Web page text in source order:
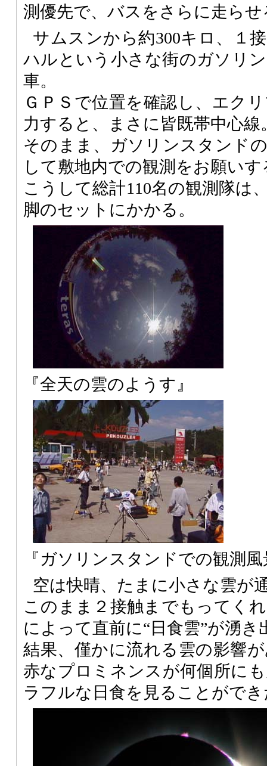
測優先で、バスをさらに走ら
サムスンから約300キロ、１
ハルという小さな街のガソリ
車。
ＧＰＳで位置を確認し、エク
力すると、まさに皆既帯中心線
そのまま、ガソリンスタンド
して敷地内での観測をお願いす
こうして総計110名の観測隊は
脚のセットにかかる。
『全天の雲のようす』
『ガソリンスタンドでの観測
空は快晴、たまに小さな雲が
このまま２接触までもってく
によって直前に“日食雲”が湧き
結果、僅かに流れる雲の影響
赤なプロミネンスが何個所に
ラフルな日食を見ることがで